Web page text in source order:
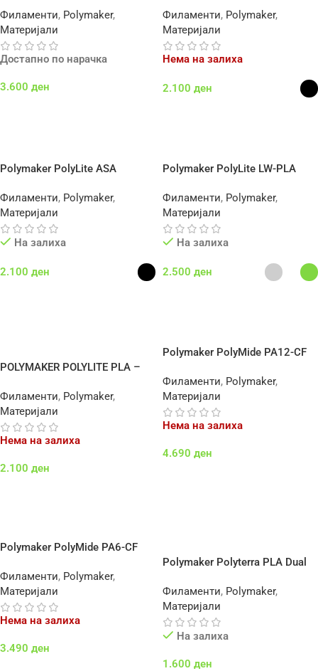
Филаменти, Polymaker,
Материјали
Достапно по нарачка
3.600 ден
Филаменти, Polymaker,
Материјали
Нема на залиха
2.100 ден
Polymaker PolyLite ASA
Филаменти, Polymaker,
Материјали
На залиха
2.100 ден
Polymaker PolyLite LW-PLA
Филаменти, Polymaker,
Материјали
На залиха
2.500 ден
POLYMAKER POLYLITE PLA –
Филаменти, Polymaker,
Материјали
Нема на залиха
2.100 ден
Polymaker PolyMide PA12-CF
Филаменти, Polymaker,
Материјали
Нема на залиха
4.690 ден
Polymaker PolyMide PA6-CF
Филаменти, Polymaker,
Материјали
Нема на залиха
3.490 ден
Polymaker Polyterra PLA Dual
Филаменти, Polymaker,
Материјали
На залиха
1.600 ден